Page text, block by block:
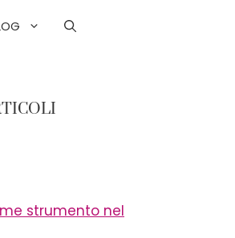
strumento nel